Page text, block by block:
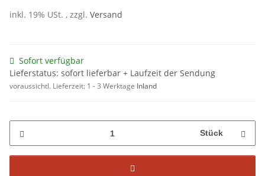
inkl. 19% USt. , zzgl. Versand
Sofort verfügbar
Lieferstatus: sofort lieferbar + Laufzeit der Sendung
voraussichtl. Lieferzeit: 1 - 3 Werktage Inland
Stück